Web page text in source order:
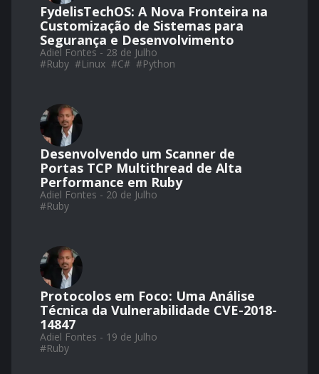
FydelisTechOS: A Nova Fronteira na
Customização de Sistemas para
Segurança e Desenvolvimento
Adiel Fontes - 28 de Julho
#Ruby #Linux #C# #Python
Desenvolvendo um Scanner de
Portas TCP Multithread de Alta
Performance em Ruby
Adiel Fontes - 20 de Julho
#Ruby
Protocolos em Foco: Uma Análise
Técnica da Vulnerabilidade CVE-2018-
14847
Adiel Fontes - 19 de Julho
#Ruby